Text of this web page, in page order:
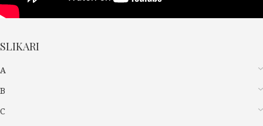
SLIKARI
A
B
C